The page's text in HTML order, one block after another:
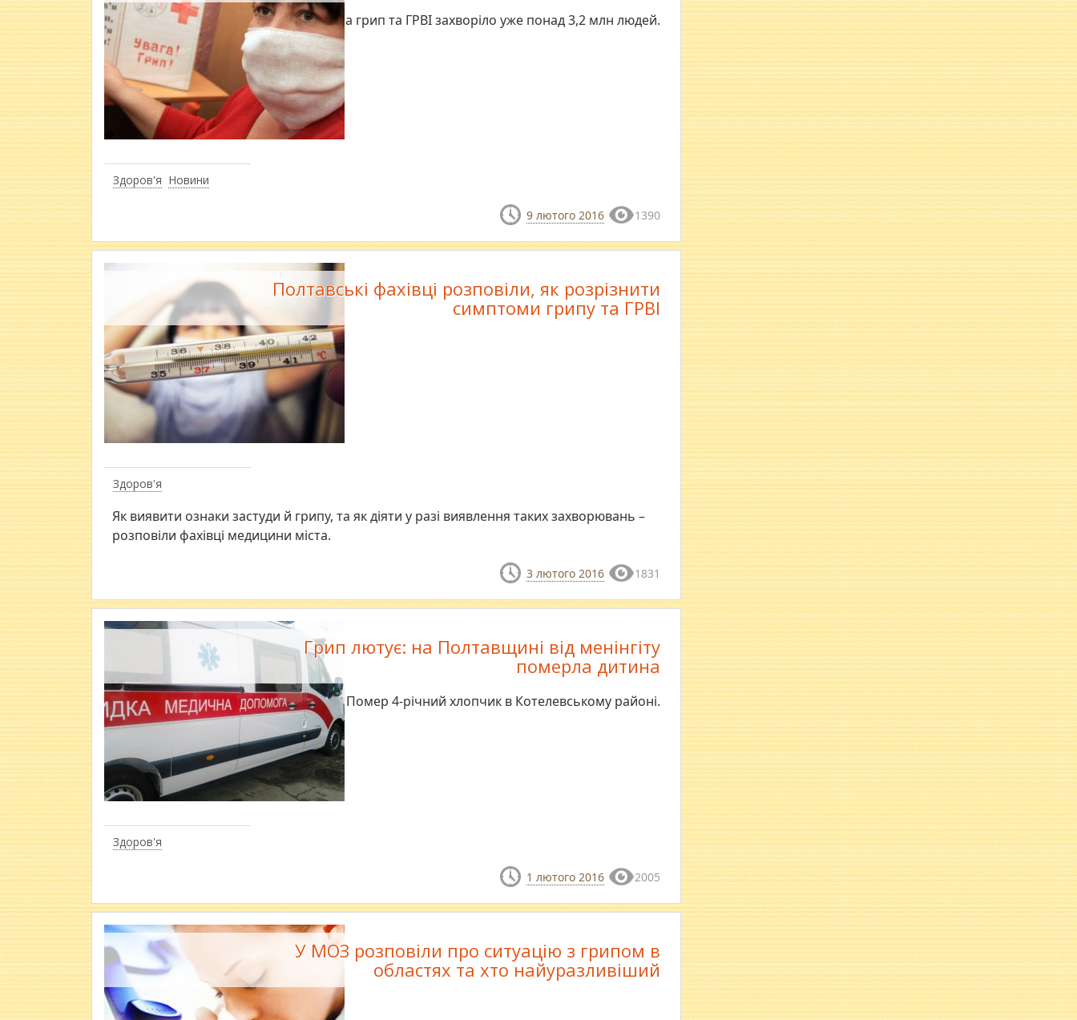
Здоров'я Новини
В Україні на грип та ГРВІ захворіло уже понад 3,2 млн людей.
9 лютого 2016 1390
Здоров'я
Полтавські фахівці розповіли, як розрізнити
симптоми грипу та ГРВІ
Як виявити ознаки застуди й грипу, та як діяти у разі виявлення таких захворювань –
розповіли фахівці медицини міста.
3 лютого 2016 1831
Здоров'я
Грип лютує: на Полтавщині від менінгіту
померла дитина
Помер 4-річний хлопчик в Котелевському районі.
1 лютого 2016 2005
У МОЗ розповіли про ситуацію з грипом в
областях та хто найуразливіший